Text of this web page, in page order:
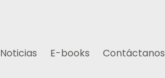
Noticias E-books Contáctanos